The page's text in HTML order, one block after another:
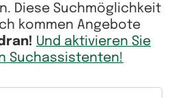
Diese Suchmöglichkeit
kommen Angebote
Und aktivieren Sie
Suchassistenten!